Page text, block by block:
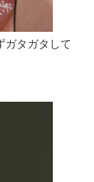
ガタガタして